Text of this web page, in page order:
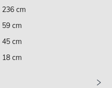
236 cm
59 cm
45 cm
18 cm